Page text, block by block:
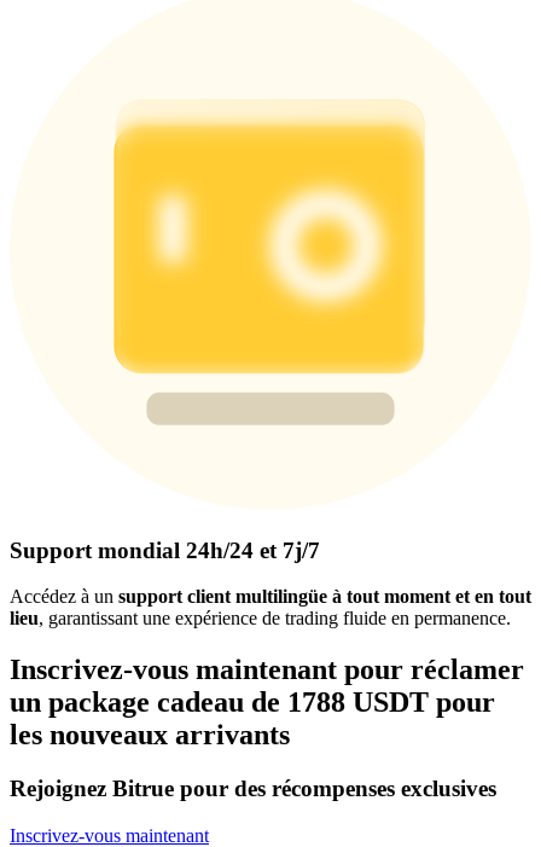
Support mondial 24h/24 et 7j/7
Accédez à un support client multilingüe à tout moment et en tout
lieu, garantissant une expérience de trading fluide en permanence.
Inscrivez-vous maintenant pour réclamer
un package cadeau de 1788 USDT pour
les nouveaux arrivants
Rejoignez Bitrue pour des récompenses exclusives
Inscrivez-vous maintenant